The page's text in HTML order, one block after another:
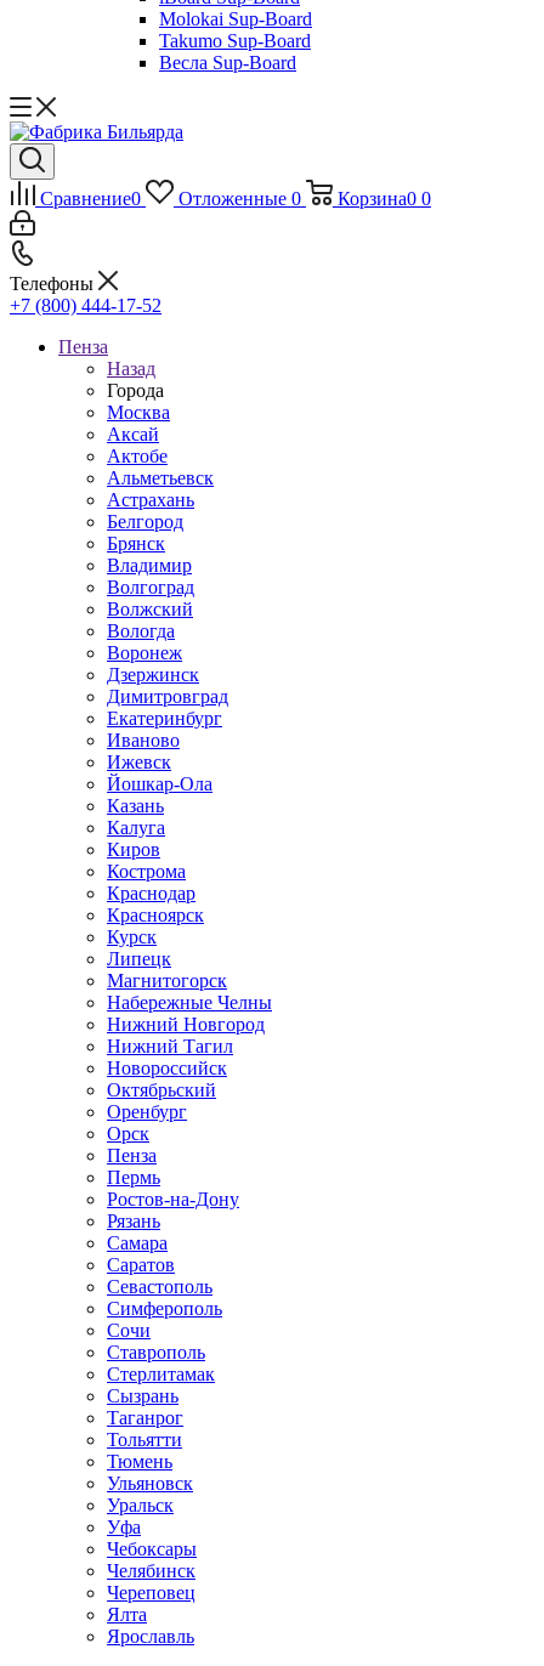
Molokai Sup-Board
Takumo Sup-Board
Весла Sup-Board
Сравнение0 Отложенные 0 Корзина0 0
Телефоны
+7 (800) 444-17-52
Пенза
Назад
Города
Москва
Аксай
Актобе
Альметьевск
Астрахань
Белгород
Брянск
Владимир
Волгоград
Волжский
Вологда
Воронеж
Дзержинск
Димитровград
Екатеринбург
Иваново
Ижевск
Йошкар-Ола
Казань
Калуга
Киров
Кострома
Краснодар
Красноярск
Курск
Липецк
Магнитогорск
Набережные Челны
Нижний Новгород
Нижний Тагил
Новороссийск
Октябрьский
Оренбург
Орск
Пенза
Пермь
Ростов-на-Дону
Рязань
Самара
Саратов
Севастополь
Симферополь
Сочи
Ставрополь
Стерлитамак
Сызрань
Таганрог
Тольятти
Тюмень
Ульяновск
Уральск
Уфа
Чебоксары
Челябинск
Череповец
Ялта
Ярославль